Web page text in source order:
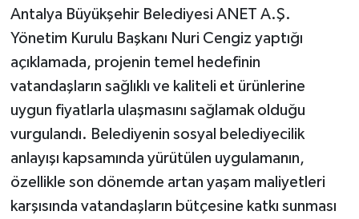
Antalya Büyükşehir Belediyesi ANET A.Ş.
Yönetim Kurulu Başkanı Nuri Cengiz yaptığı
açıklamada, projenin temel hedefinin
vatandaşların sağlıklı ve kaliteli et ürünlerine
uygun fiyatlarla ulaşmasını sağlamak olduğu
vurgulandı. Belediyenin sosyal belediyecilik
anlayışı kapsamında yürütülen uygulamanın,
özellikle son dönemde artan yaşam maliyetleri
karşısında vatandaşların bütçesine katkı sunması